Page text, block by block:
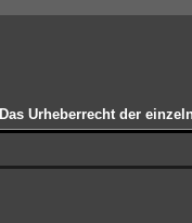
Das Urheberrecht der